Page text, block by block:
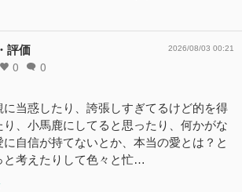
評価
0 0
2026/08/03 00:21
に当惑したり、誇張しすぎてるけど的を得
り、小馬鹿にしてると思ったり、何かがな
に自信が持てないとか、本当の愛とは？と
と考えたりして色々と忙…